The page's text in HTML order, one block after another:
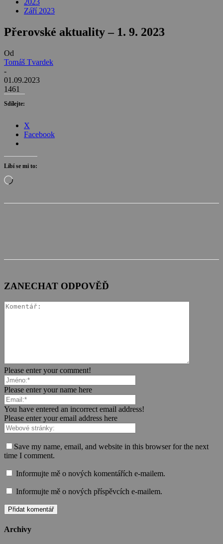
2023
Září 2023
Přerovské aktuality – 1. 9. 2023
Od
Tomáš Tvardek
-
01.09.2023
1461
Sdílejte:
X
Facebook
Líbí se mi to:
Načítání…
ZANECHAT ODPOVĚĎ
Please enter your comment!
Please enter your name here
You have entered an incorrect email address!
Please enter your email address here
Save my name, email, and website in this browser for the next
time I comment.
Informujte mě o nových komentářích e-mailem.
Informujte mě o nových příspěvcích e-mailem.
Archivy